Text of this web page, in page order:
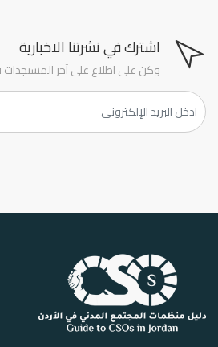
اشترك في نشرتنا الاخبارية
وكن على اطلاع على آخر المستجدات